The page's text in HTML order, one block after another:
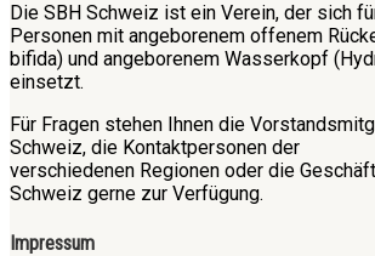
Die SBH Schweiz ist ein Verein, der sich
Personen mit angeborenem offenem
bifida) und angeborenem Wasserkopf
einsetzt.
Für Fragen stehen Ihnen die
Schweiz, die Kontaktpersonen der
verschiedenen Regionen oder die
Schweiz gerne zur Verfügung.
Impressum